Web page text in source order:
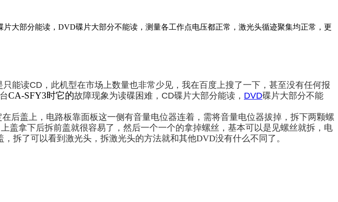
大部分能读，DVD碟片大部分不能读，测量各工作点电压都正常，激光头循迹聚集均正常，更
只能读CD ，此机型在市场上数量也非常少见 ，我在百度上搜了一下，甚至没有任何报
CA-SFY3时它的故障现象为读碟困难， CD碟片大部分能读， DVD碟片大部分不能
后盖上，电路板靠面板这一侧有音量电位器连着， 需将音量电位器拔掉，拆下两颗螺
上盖拿下后拆前盖就很容易了，然后一个一个的拿掉螺丝，基本可以是见螺丝就拆， 电
，拆了可以看到激光头，拆激光头的方法就和其他DVD没有什么不同了 。